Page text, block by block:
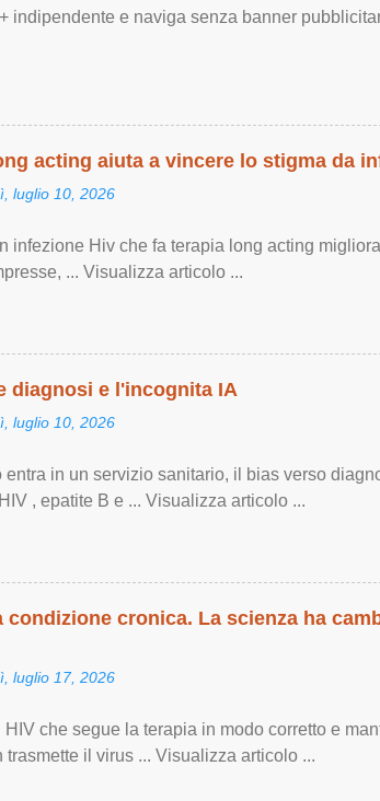
indipendente e naviga senza banner
acting aiuta a vincere lo stigma da
luglio 10, 2026
infezione Hiv che fa terapia long acting
... Visualizza articolo ...
diagnosi e l'incognita IA
luglio 10, 2026
in un servizio sanitario, il bias verso
, epatite B e ... Visualizza articolo ...
condizione cronica. La scienza ha
luglio 17, 2026
che segue la terapia in modo corretto e
il virus ... Visualizza articolo ...